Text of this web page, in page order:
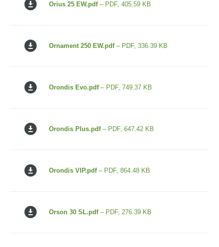
Orius 25 EW.pdf– PDF, 405.59 KB
Ornament 250 EW.pdf– PDF, 336.39 KB
Orondis Evo.pdf– PDF, 749.37 KB
Orondis Plus.pdf– PDF, 647.42 KB
Orondis VIP.pdf– PDF, 864.48 KB
Orson 30 SL.pdf– PDF, 276.39 KB